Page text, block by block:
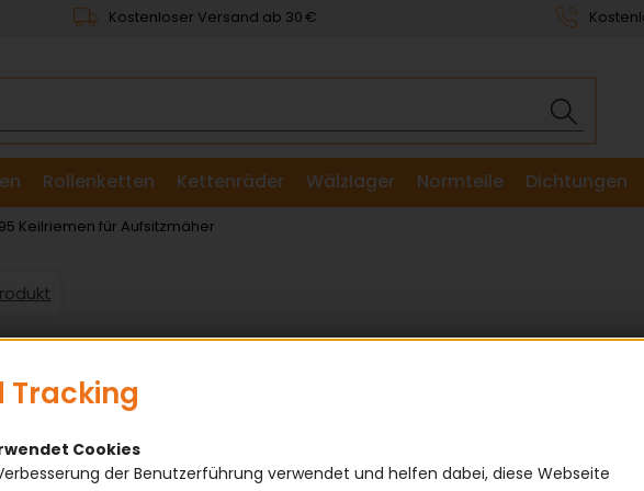
Kostenloser Versand ab 30 €
Rollenketten
Kettenräder
& Scheiben
Wälzlager Normteile Dichtungen
Keilriemen für Aufsitzmäher
Tracking
Cookies
der Benutzerführung verwendet und helfen dabei, diese Webseite